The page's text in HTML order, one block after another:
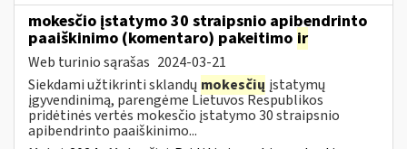
mokesčio įstatymo 30 straipsnio apibendrinto
paaiškinimo (komentaro) pakeitimo ir
Web turinio sąrašas 2024-03-21
Siekdami užtikrinti sklandų mokesčių įstatymų
įgyvendinimą, parengėme Lietuvos Respublikos
pridėtinės vertės mokesčio įstatymo 30 straipsnio
apibendrinto paaiškinimo...